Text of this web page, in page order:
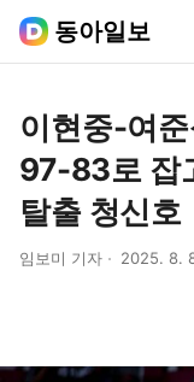
동아일보
이현중-여
97-83로 잡
탈출 청신호
임보미 기자 2025. 8.